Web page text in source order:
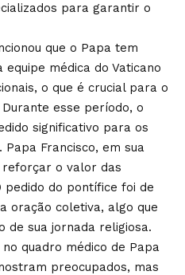
para garantir o
que o Papa tem
médica do Vaticano
o que é crucial para o
esse período, o
significativo para os
Francisco, em sua
reforçar o valor das
pedido do pontífice foi de
oração coletiva, algo que
de sua jornada religiosa.
quadro médico de Papa
preocupados, mas